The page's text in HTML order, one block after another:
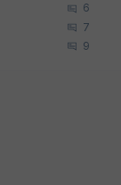
6
7
9